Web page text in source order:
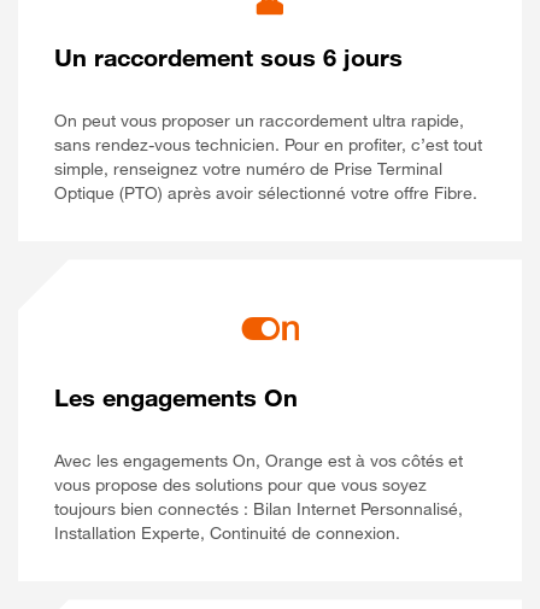
Un raccordement sous 6 jours
On peut vous proposer un raccordement ultra rapide,
sans rendez-vous technicien. Pour en profiter, c’est tout
simple, renseignez votre numéro de Prise Terminal
Optique (PTO) après avoir sélectionné votre offre Fibre.
Les engagements On
Avec les engagements On, Orange est à vos côtés et
vous propose des solutions pour que vous soyez
toujours bien connectés : Bilan Internet Personnalisé,
Installation Experte, Continuité de connexion.